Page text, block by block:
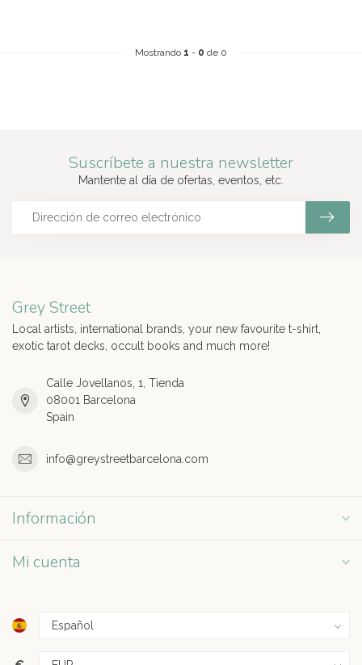
Mostrando 1 - 0 de 0
Suscríbete a nuestra newsletter
Mantente al día de ofertas, eventos, etc.
Grey Street
Local artists, international brands, your new favourite t-shirt,
exotic tarot decks, occult books and much more!
Calle Jovellanos, 1, Tienda
08001 Barcelona
Spain
info@greystreetbarcelona.com
Información
Mi cuenta